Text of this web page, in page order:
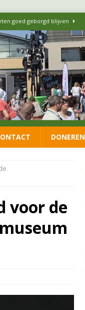
goed geborgd blijven
schaf het
Sociaal Domein
behoud van karakter’
DONEREN
voor de